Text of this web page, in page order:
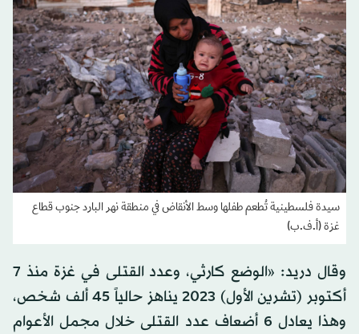
سيدة فلسطينية تُطعم طفلها وسط الأنقاض في منطقة نهر البارد جنوب قطاع
غزة (أ.ف.ب)
وقال دريد: «الوضع كارثي، وعدد القتلى في غزة منذ 7
أكتوبر (تشرين الأول) 2023 يناهز حالياً 45 ألف شخص،
وهذا يعادل 6 أضعاف عدد القتلى خلال مجمل الأعوام